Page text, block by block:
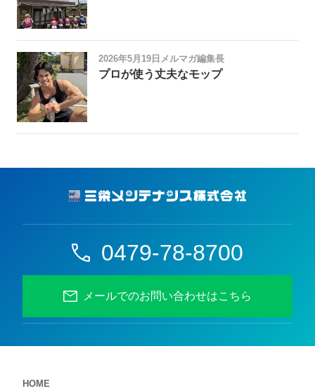
2026年5月19日 メルマガ編集長
プロが使う丈夫なモップ
0479-78-8700
メールでのお問い合わせはこちら
HOME